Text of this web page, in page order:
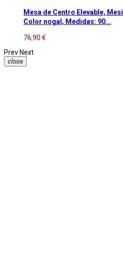
Mesa de Centro Elevable,
Color nogal, Medidas: 90...
76,90 €
Prev Next
close